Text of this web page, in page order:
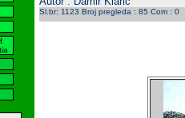
Sl.br: 1123 Broj pregleda : 85 Com : 0